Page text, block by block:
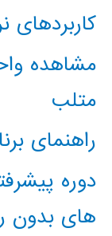
کاربردهای
مشاهده
متلب
راهنمای
دوره
های بدون